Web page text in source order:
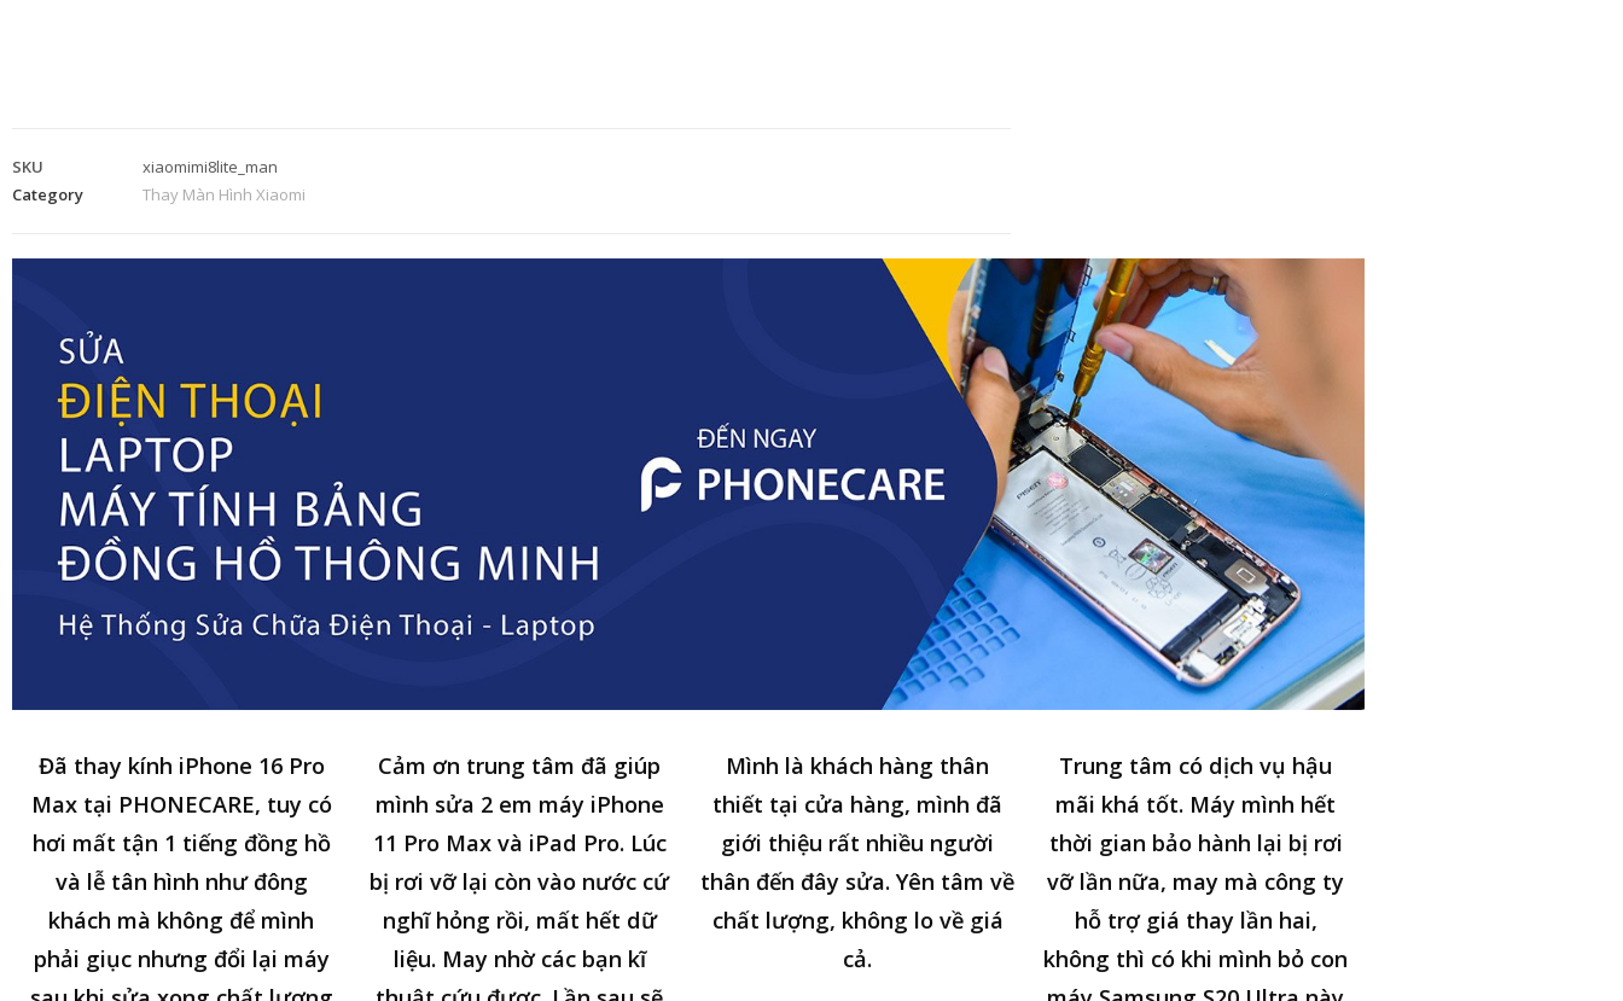
SKU
xiaomimi8lite_man
Category
Thay Màn Hình Xiaomi
Đã thay kính iPhone 16 Pro
Max tại PHONECARE, tuy có
hơi mất tận 1 tiếng đồng hồ
và lễ tân hình như đông
khách mà không để mình
phải giục nhưng đổi lại máy
Cảm ơn trung tâm đã giúp
mình sửa 2 em máy iPhone
11 Pro Max và iPad Pro. Lúc
bị rơi vỡ lại còn vào nước cứ
nghĩ hỏng rồi, mất hết dữ
liệu. May nhờ các bạn kĩ
Mình là khách hàng thân
thiết tại cửa hàng, mình đã
giới thiệu rất nhiều người
thân đến đây sửa. Yên tâm về
chất lượng, không lo về giá
cả.
Trung tâm có dịch vụ hậu
mãi khá tốt. Máy mình hết
thời gian bảo hành lại bị rơi
vỡ lần nữa, may mà công ty
hỗ trợ giá thay lần hai,
không thì có khi mình bỏ con